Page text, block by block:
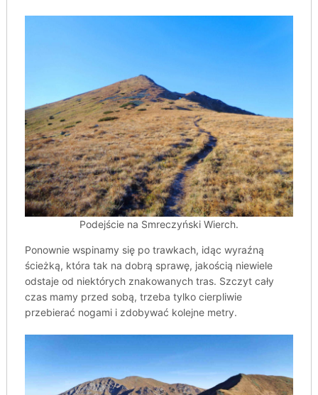
Podejście na Smreczyński Wierch.
Ponownie wspinamy się po trawkach, idąc wyraźną
ścieżką, która tak na dobrą sprawę, jakością niewiele
odstaje od niektórych znakowanych tras. Szczyt cały
czas mamy przed sobą, trzeba tylko cierpliwie
przebierać nogami i zdobywać kolejne metry.